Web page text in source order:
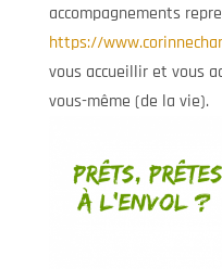
accompagnements
https://
vous accueillir et vous
vous-même (de la vie).